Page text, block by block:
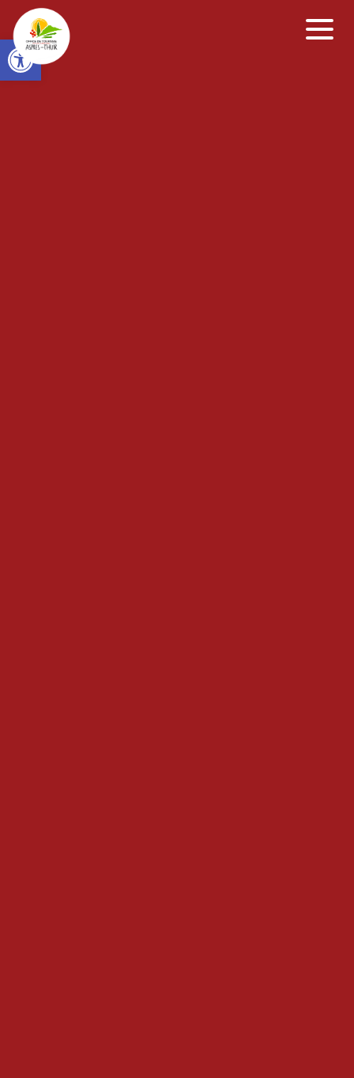
Open toolbar